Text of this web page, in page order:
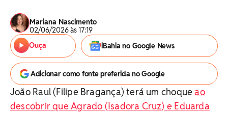
Mariana Nascimento
02/06/2026 às 17:19
Ouça
iBahia no Google News
Adicionar como fonte preferida no Google
João Raul (Filipe Bragança) terá um choqueao
descobrir que Agrado (Isadora Cruz) e Eduarda